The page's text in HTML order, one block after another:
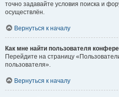
точно задавайте условия поиска и
осуществлён.
Вернуться к началу
Как мне найти пользователя
Перейдите на страницу
пользователя».
Вернуться к началу